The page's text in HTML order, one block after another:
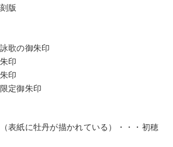
版
歌の御朱印
印
印
定御朱印
表紙に牡丹が描かれている）・・・初穂